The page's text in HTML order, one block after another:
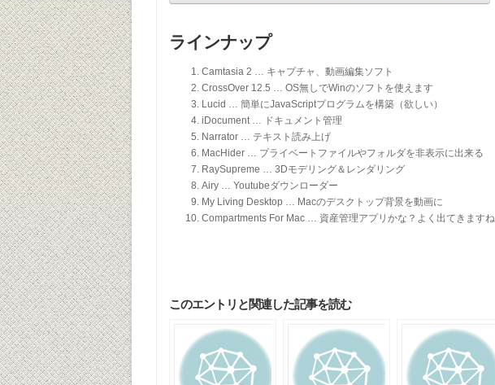
ラインナップ
Camtasia 2 … キャプチャ、動画編集ソフト
CrossOver 12.5 … OS無しでWinのソフトを使えます
Lucid … 簡単にJavaScriptプログラムを構築（欲しい）
iDocument … ドキュメント管理
Narrator … テキスト読み上げ
MacHider … プライベートファイルやフォルダを非表示に出来る
RaySupreme … 3Dモデリング＆レンダリング
Airy … Youtubeダウンローダー
My Living Desktop … Macのデスクトップ背景を動画に
Compartments For Mac … 資産管理アプリかな？よく出てきますね
このエントリと関連した記事を読む